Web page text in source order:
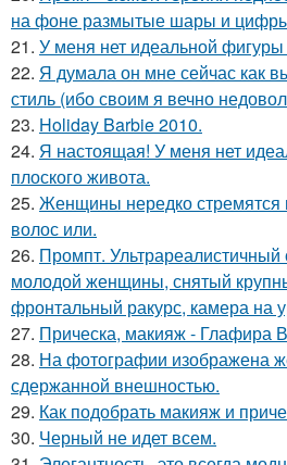
на фоне размытые шары и
21. У меня нет идеальной фигуры
22. Я думала он мне сейчас как
стиль (ибо своим я вечно
23. Holiday Barbie 2010.
24. Я настоящая! У меня нет
плоского живота.
25. Женщины нередко стремятся
волос или.
26. Промпт. Ультрареалистичный
молодой женщины, снятый
фронтальный ракурс, камера на
27. Прическа, макияж - Глафира
28. На фотографии изображена
сдержанной внешностью.
29. Как подобрать макияж и
30. Черный не идет всем.